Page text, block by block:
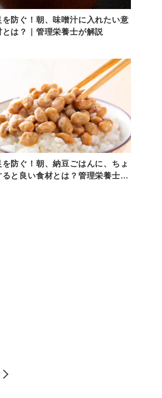
を防ぐ！朝、味噌汁に入れたい意
とは？｜管理栄養士が解説
を防ぐ！朝、納豆ごはんに、ちょ
ると良い食材とは？管理栄養士が